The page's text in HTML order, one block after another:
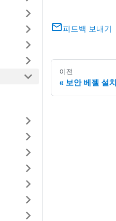
피드백 보내기
이전
보안 베젤 설